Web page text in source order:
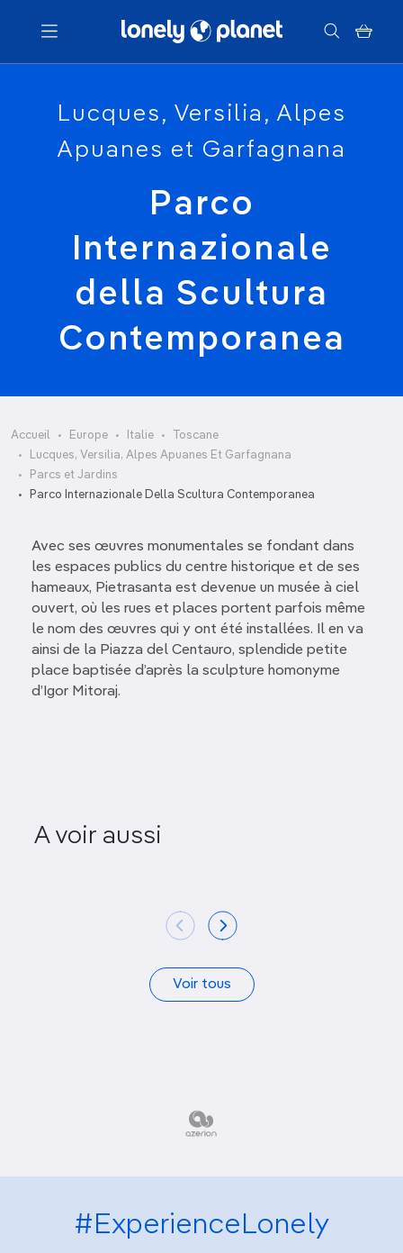
Menu
Votre recherche
Lucques, Versilia, Alpes
Apuanes et Garfagnana
Parco
Internazionale
della Scultura
Contemporanea
Accueil Europe Italie
Toscane
Lucques, Versilia, Alpes Apuanes Et Garfagnana
Parcs et Jardins
Parco Internazionale Della Scultura Contemporanea
Avec ses œuvres monumentales se fondant dans
les espaces publics du centre historique et de ses
hameaux, Pietrasanta est devenue un musée à ciel
ouvert, où les rues et places portent parfois même
le nom des œuvres qui y ont été installées. Il en va
ainsi de la Piazza del Centauro, splendide petite
place baptisée d’après la sculpture homonyme
d’Igor Mitoraj.
A voir aussi
Orto Botanico
Voir tous
#ExperienceLonely